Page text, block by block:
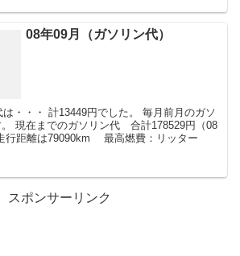
08年09月（ガソリン代）
・・・ 計13449円でした。 毎月前月のガソ
。 現在までのガソリン代 合計178529円（08
行距離は79090km 最高燃費：リッター
スポンサーリンク